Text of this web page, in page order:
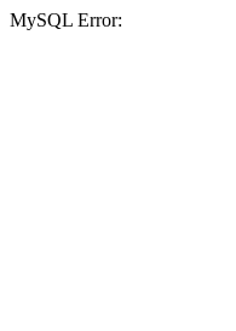
MySQL Error: